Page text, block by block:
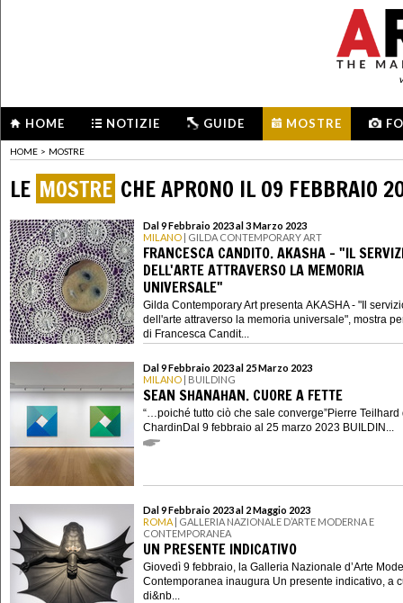
HOME NOTIZIE GUIDE MOSTRE
HOME > MOSTRE
LE MOSTRE CHE APRONO IL 09 FEBBRAIO
Dal 9 Febbraio 2023 al 3 Marzo 2023
MILANO | GILDA CONTEMPORARY ART
FRANCESCA CANDITO. AKASHA - "IL
DELL'ARTE ATTRAVERSO LA MEMORIA
UNIVERSALE"
Gilda Contemporary Art presenta AKASHA - "Il
dell'arte attraverso la memoria universale", mostra
di Francesca Candit...
Dal 9 Febbraio 2023 al 25 Marzo 2023
MILANO | BUILDING
SEAN SHANAHAN. CUORE A FETTE
“…poiché tutto ciò che sale converge”Pierre Teilhard
ChardinDal 9 febbraio al 25 marzo 2023 BUILDIN...
Dal 9 Febbraio 2023 al 2 Maggio 2023
ROMA | GALLERIA NAZIONALE D’ARTE MODERNA E
CONTEMPORANEA
UN PRESENTE INDICATIVO
Giovedì 9 febbraio, la Galleria Nazionale d’Arte
Contemporanea inaugura Un presente indicativo, a
di&nb...